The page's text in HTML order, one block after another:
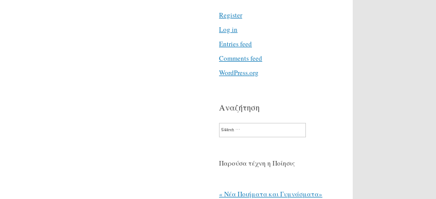
Register
Log in
Entries feed
Comments feed
WordPress.org
Αναζήτηση
Search
Παρούσα τέχνη η Ποίησις
« Νέα Ποιήματα και Γυμνάσματα»